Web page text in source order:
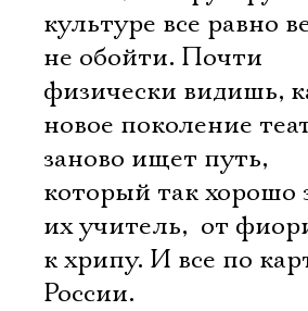
культуре все равно
не обойти. Почти
физически видишь,
новое поколение
заново ищет путь,
который так хорошо
их учитель,  от
к хрипу. И все по
России.